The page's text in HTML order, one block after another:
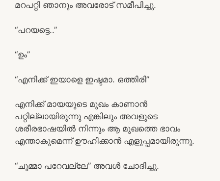
മറപറ്റി ഞാനും അവരോട് സമീപിച്ചു.
“പറയട്ടെ..”
“ഉം”
“എനിക്ക് ഇയാളെ ഇഷ്ടമാ. ഒത്തിരി”
എനിക്ക് മായയുടെ മുഖം കാണാന്‍
പറ്റില്ലായിരുന്നു എങ്കിലും അവളുടെ
ശരീരഭാഷയില്‍ നിന്നും ആ മുഖത്തെ ഭാവം
എന്താകുമെന്ന് ഊഹിക്കാന്‍ എളുപ്പമായിരുന്നു.
“ചുമ്മാ പറേവല്ലേ” അവള്‍ ചോദിച്ചു.